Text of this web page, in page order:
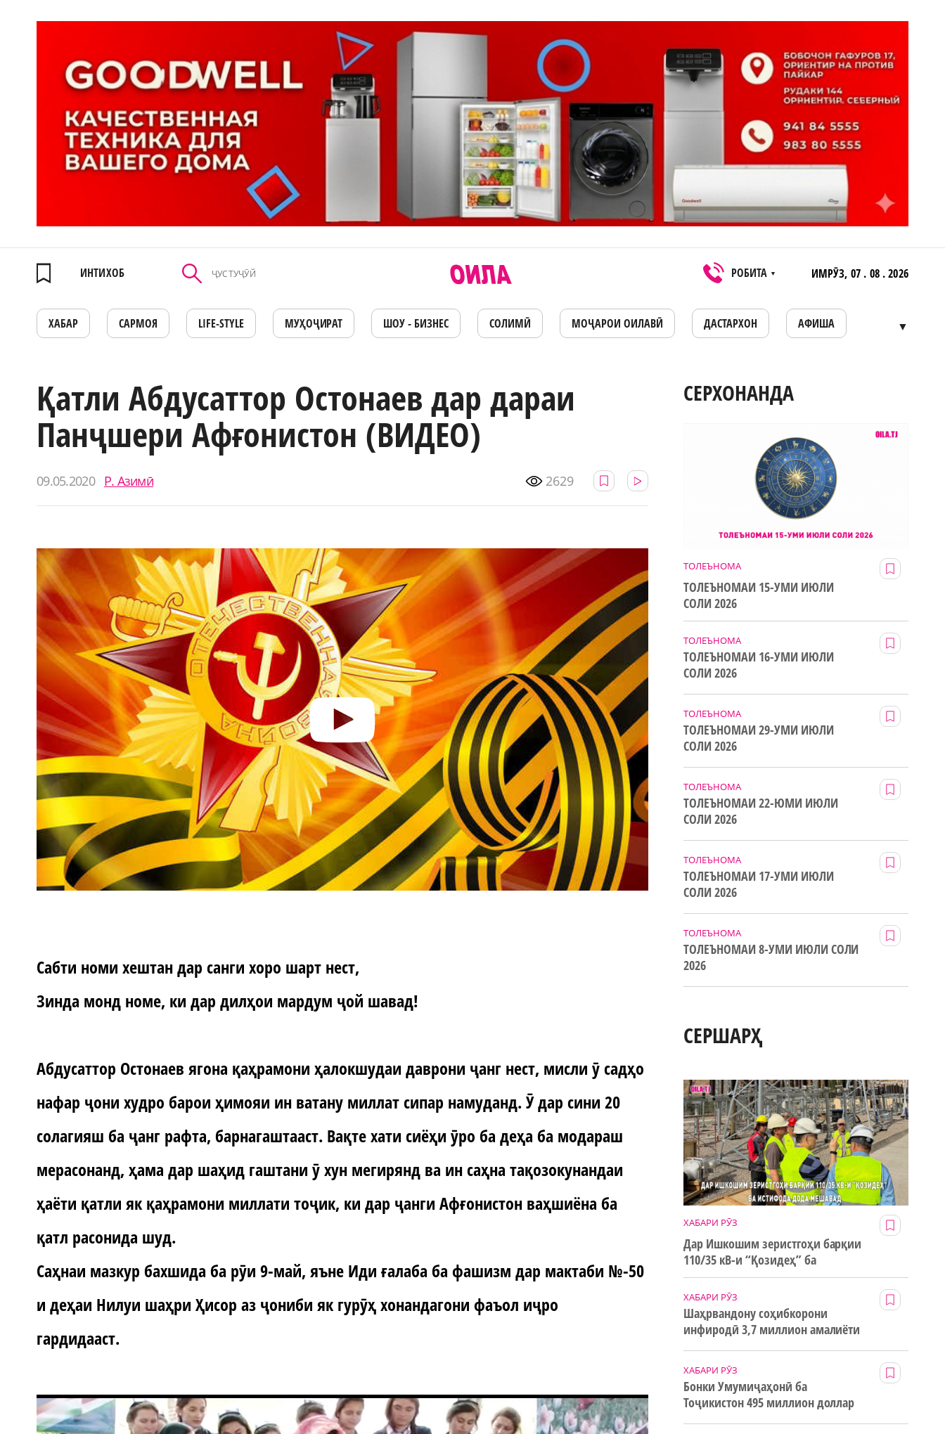
ИНТИХОБ РОБИТА ▼ ИМРӮЗ, 07 . 08 . 2026
ХАБАР САРМОЯ LIFE-STYLE МУҲОҶИРАТ ШОУ - БИЗНЕС СОЛИМӢ МОҶАРОИ ОИЛАВӢ ДАСТАРХОН АФИША ▼
Қатли Абдусаттор Остонаев дар дараи
Панҷшери Афғонистон (ВИДЕО)
09.05.2020 Р. Азимӣ 2629
Сабти номи хештан дар санги хоро шарт нест,
Зинда монд номе, ки дар дилҳои мардум ҷой шавад!
Абдусаттор Остонаев ягона қаҳрамони ҳалокшудаи даврони ҷанг нест, мисли ӯ садҳо
нафар ҷони худро барои ҳимояи ин ватану миллат сипар намуданд. Ӯ дар сини 20
солагияш ба ҷанг рафта, барнагаштааст. Вақте хати сиёҳи ӯро ба деҳа ба модараш
мерасонанд, ҳама дар шаҳид гаштани ӯ хун мегирянд ва ин саҳна тақозокунандаи
ҳаёти қатли як қаҳрамони миллати тоҷик, ки дар ҷанги Афғонистон ваҳшиёна ба
қатл расонида шуд.
Саҳнаи мазкур бахшида ба рӯи 9-май, яъне Иди ғалаба ба фашизм дар мактаби №-50
и деҳаи Нилуи шаҳри Ҳисор аз ҷониби як гурӯҳ хонандагони фаъол иҷро
гардидааст.
СЕРХОНАНДА
ТОЛЕЪНОМА
ТОЛЕЪНОМАИ 15-УМИ ИЮЛИ
СОЛИ 2026
ТОЛЕЪНОМА
ТОЛЕЪНОМАИ 16-УМИ ИЮЛИ
СОЛИ 2026
ТОЛЕЪНОМА
ТОЛЕЪНОМАИ 29-УМИ ИЮЛИ
СОЛИ 2026
ТОЛЕЪНОМА
ТОЛЕЪНОМАИ 22-ЮМИ ИЮЛИ
СОЛИ 2026
ТОЛЕЪНОМА
ТОЛЕЪНОМАИ 17-УМИ ИЮЛИ
СОЛИ 2026
ТОЛЕЪНОМА
ТОЛЕЪНОМАИ 8-УМИ ИЮЛИ СОЛИ
2026
СЕРШАРҲ
ХАБАРИ РӮЗ
Дар Ишкошим зеристгоҳи барқии
110/35 кВ-и “Қозидеҳ” ба
истифода дода мешавад
ХАБАРИ РӮЗ
Шаҳрвандону соҳибкорони
инфиродӣ 3,7 миллион амалиёти
ХАБАРИ РӮЗ
Бонки Умумиҷаҳонӣ ба
Тоҷикистон 495 миллион доллар